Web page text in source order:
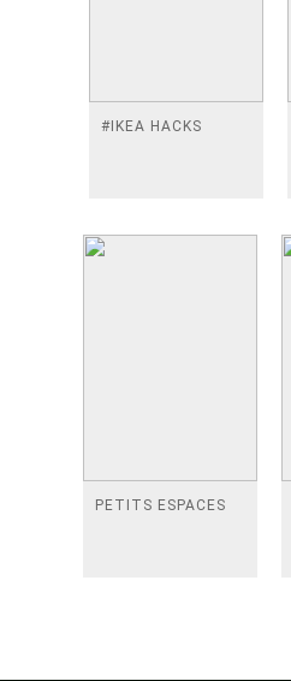
#IKEA HACKS
PETITS ESPACES